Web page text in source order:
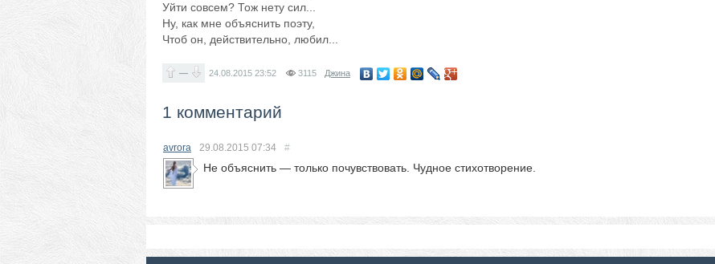
Уйти совсем? Тож нету сил...
Ну, как мне объяснить поэту,
Чтоб он, действительно, любил...
— 24.08.2015 23:52 3115 Джина
1 комментарий
avrora 29.08.2015 07:34 #
Не объяснить — только почувствовать. Чудное стихотворение.